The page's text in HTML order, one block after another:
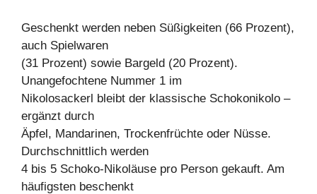
Geschenkt werden neben Süßigkeiten (66 Prozent),
auch Spielwaren
(31 Prozent) sowie Bargeld (20 Prozent).
Unangefochtene Nummer 1 im
Nikolosackerl bleibt der klassische Schokonikolo –
ergänzt durch
Äpfel, Mandarinen, Trockenfrüchte oder Nüsse.
Durchschnittlich werden
4 bis 5 Schoko-Nikoläuse pro Person gekauft. Am
häufigsten beschenkt